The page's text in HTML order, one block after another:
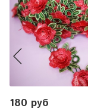
180 руб